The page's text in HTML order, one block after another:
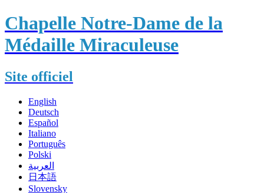
Chapelle Notre-Dame de la
Médaille Miraculeuse
Site officiel
English
Deutsch
Español
Italiano
Português
Polski
العربية
日本語
Slovensky